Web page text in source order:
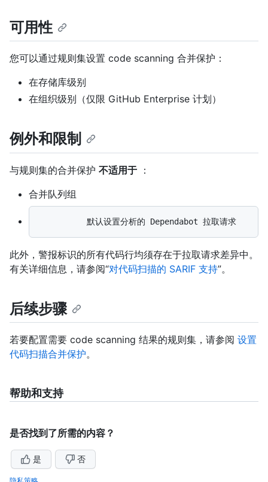
可用性
您可以通过规则集设置 code scanning 合并保护：
在存储库级别
在组织级别（仅限 GitHub Enterprise 计划）
例外和限制
与规则集的合并保护 不适用于 ：
合并队列组
此外，警报标识的所有代码行均须存在于拉取请求差异中。
有关详细信息，请参阅“对代码扫描的 SARIF 支持”。
后续步骤
若要配置需要 code scanning 结果的规则集，请参阅 设置
代码扫描合并保护。
帮助和支持
是否找到了所需的内容？
是 否